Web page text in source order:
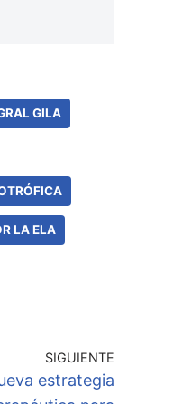
GILA
LA ELA
SIGUIENTE
estrategia